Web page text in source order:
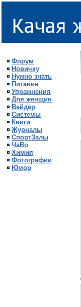
Форум
Новичку
Нужно знать
Питание
Упражнения
Для женщин
Вейдер
Системы
Книги
Журналы
СпортЗалы
ЧаВо
Химия
Фотографии
Юмор